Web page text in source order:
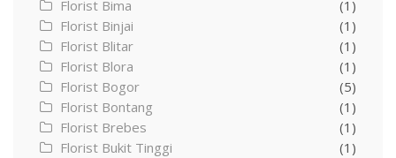
Florist Bima
(1)
Florist Binjai
(1)
Florist Blitar
(1)
Florist Blora
(1)
Florist Bogor
(5)
Florist Bontang
(1)
Florist Brebes
(1)
Florist Bukit Tinggi
(1)